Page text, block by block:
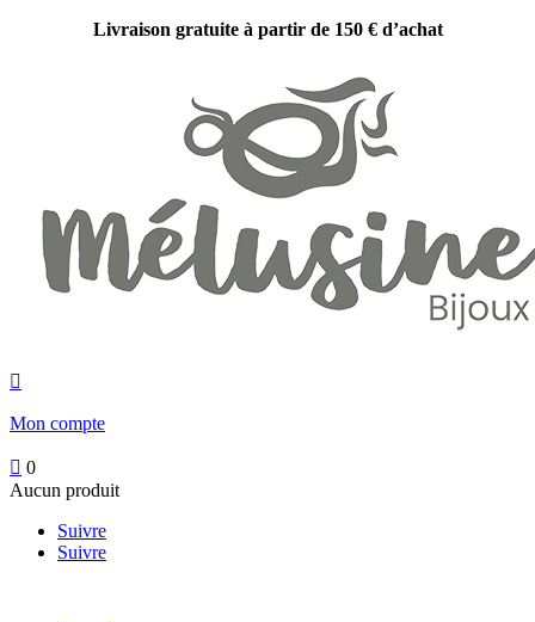
Livraison gratuite à partir de 150 € d’achat

Mon compte
 0
Aucun produit
Suivre
Suivre